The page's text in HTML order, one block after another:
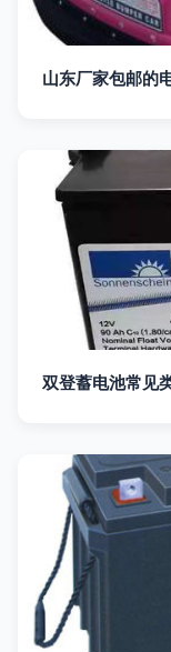
山东厂家包邮的
双登蓄电池常见